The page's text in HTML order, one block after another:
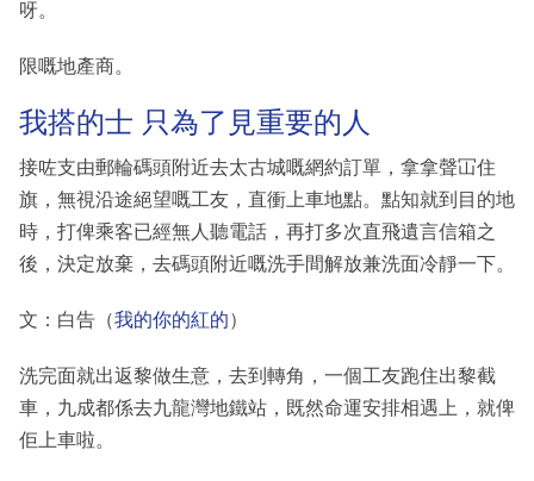
呀。
限嘅地產商。
我搭的士 只為了見重要的人
接咗支由郵輪碼頭附近去太古城嘅網約訂單，拿拿聲冚住
旗，無視沿途絕望嘅工友，直衝上車地點。點知就到目的地
時，打俾乘客已經無人聽電話，再打多次直飛遺言信箱之
後，決定放棄，去碼頭附近嘅洗手間解放兼洗面冷靜一下。
文：白告（我的你的紅的）
洗完面就出返黎做生意，去到轉角，一個工友跑住出黎截
車，九成都係去九龍灣地鐵站，既然命運安排相遇上，就俾
佢上車啦。